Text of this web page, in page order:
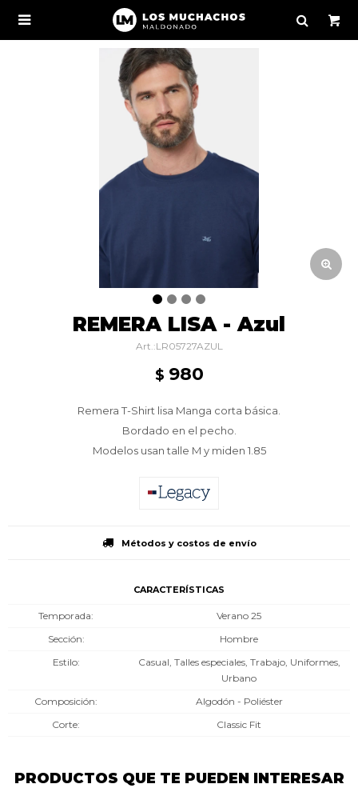

REMERA LISA - Azul
LR05727AZUL
$ 980
Remera T-Shirt lisa Manga corta básica.
Bordado en el pecho.
Modelos usan talle M y miden 1.85
Métodos y costos de envío
CARACTERÍSTICAS
Temporada
Verano 25
Sección
Hombre
Estilo
Casual, Talles especiales, Trabajo, Uniformes,
Urbano
Composición
Algodón - Poliéster
Corte
Classic Fit
PRODUCTOS QUE TE PUEDEN INTERESAR